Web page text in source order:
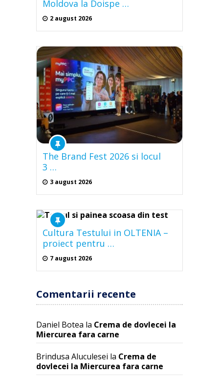
Moldova la Doispe …
2 august 2026
The Brand Fest 2026 si locul
3 …
3 august 2026
Cultura Testului in OLTENIA –
proiect pentru …
7 august 2026
Comentarii recente
Daniel Botea la Crema de dovlecei la
Miercurea fara carne
Brindusa Aluculesei la Crema de
dovlecei la Miercurea fara carne